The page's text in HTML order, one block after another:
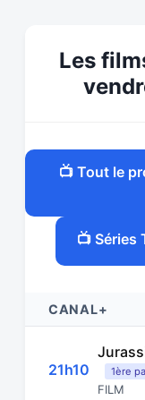
Les
📺 Tout le
📺 Séries
CANAL+
21h10 1ère
FILM